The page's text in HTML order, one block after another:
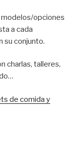
modelos/opciones
a cada
su conjunto.
charlas, talleres,
de comida y